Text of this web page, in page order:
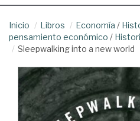
Inicio Libros Economía /
pensamiento económico /
Sleepwalking into a new world